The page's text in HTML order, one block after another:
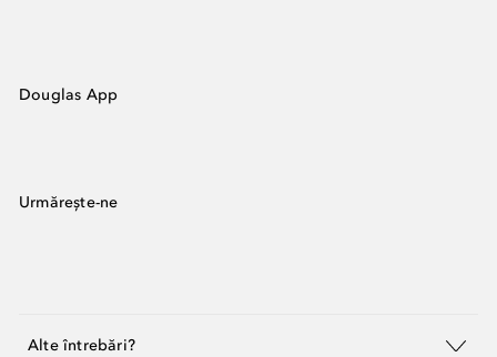
Douglas App
Urmărește-ne
Alte întrebări?